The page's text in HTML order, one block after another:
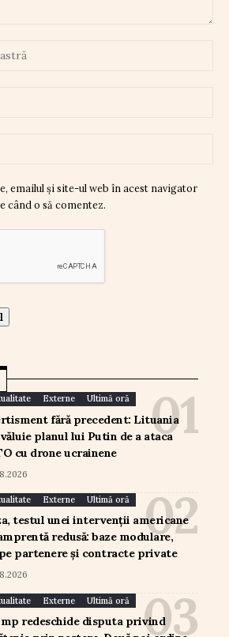
emailul și site-ul web în acest navigator
când o să comentez.
Externe Ultimă oră
fără precedent: Lituania
planul lui Putin de a ataca
cu drone ucrainene
Externe Ultimă oră
testul unei intervenții americane
redusă: baze modulare,
partenere și contracte private
Externe Ultimă oră
redeschide disputa privind